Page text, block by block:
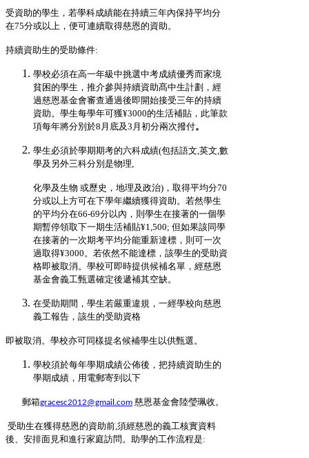
受資助的學生，若學科成績能在持續三年內保持平均分
在75分或以上，便可連續取得慈恩的資助。
持續資助生的受助條件:
學校必須在高一年級中挑選中考成績優秀而家境
貧困的學生，推介參與持續資助髙中生計劃，經
過慈恩基金會審查通過後即開始接受三年的持續
資助。學生每學年可獲¥3000的生活補貼，此筆款
項每年將分別於8月底及3月初分兩次撥付。
學生必須於學期期考的六科成績(包括語文,英文,數
學及另外三科分別是物理,
化學及生物 或歷史，地理及政治)，取得平均分70
分或以上方可在下學年繼續獲得資助。若然學生
的平均分在66-69分以內，則學生在接著的一個學
期暫停領取下一期生活補貼¥1,500; 但如果該同學
在接著的一次期考平均分能重新達標，則可一次
過取得¥3000。若依然不能達標，該學生的受助資
格即被取消。學校可即時提供候補名單，經慈恩
基金會義工甄選確定後遞補其空缺。
在受助期間，學生若嚴重違規，一經學校向慈恩
義工報告，該生的受助資格
即被取消。學校亦可同樣提名候補學生以供甄選。
學校須於每年學期成績公佈後，把持續資助生的
學期成績，用電郵寄到以下
郵箱gracesc2012@gmail.com 慈恩基金會陸瑩珮收。
受助生在獲得慈恩的資助前,須經慈恩的義工核實資料
後、安排面見和進行家庭訪問。助學的工作流程是: